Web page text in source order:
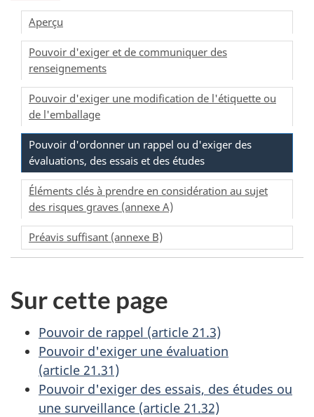
Aperçu
Pouvoir d'exiger et de communiquer des
renseignements
Pouvoir d'exiger une modification de l'étiquette ou
de l'emballage
Pouvoir d'ordonner un rappel ou d'exiger des
évaluations, des essais et des études
Éléments clés à prendre en considération au sujet
des risques graves (annexe A)
Préavis suffisant (annexe B)
Sur cette page
Pouvoir de rappel (article 21.3)
Pouvoir d'exiger une évaluation
(article 21.31)
Pouvoir d'exiger des essais, des études ou
une surveillance (article 21.32)